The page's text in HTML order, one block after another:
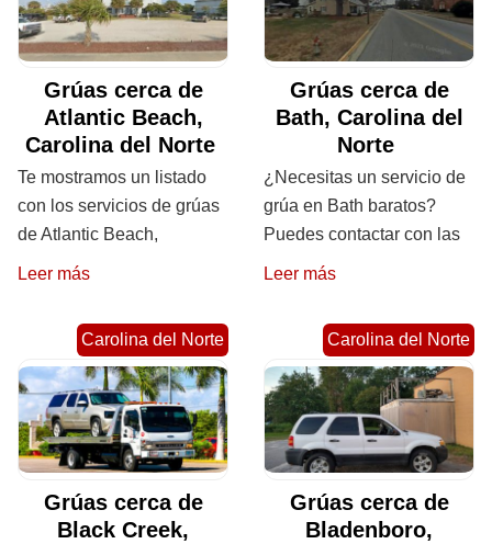
Grúas cerca de
Atlantic Beach,
Carolina del Norte
Te mostramos un listado
con los servicios de grúas
de Atlantic Beach,
Leer más
Grúas cerca de
Bath, Carolina del
Norte
¿Necesitas un servicio de
grúa en Bath baratos?
Puedes contactar con las
Leer más
Carolina del Norte
Grúas cerca de
Black Creek,
Carolina del Norte
Grúas cerca de
Bladenboro,